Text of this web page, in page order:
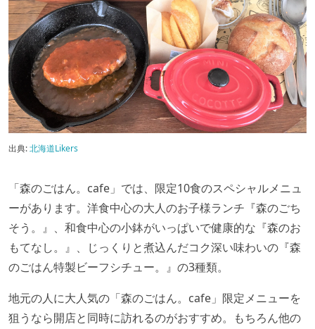
出典:北海道Likers
「森のごはん。cafe」では、限定10食のスペシャルメニュ
ーがあります。洋食中心の大人のお子様ランチ『森のごち
そう。』、和食中心の小鉢がいっぱいで健康的な『森のお
もてなし。』、じっくりと煮込んだコク深い味わいの『森
のごはん特製ビーフシチュー。』の3種類。
地元の人に大人気の「森のごはん。cafe」限定メニューを
狙うなら開店と同時に訪れるのがおすすめ。もちろん他の